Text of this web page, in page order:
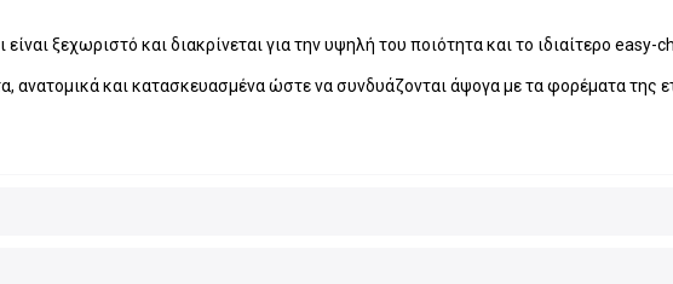
ξεχωριστό και διακρίνεται για την υψηλή του ποιότητα και το ιδιαίτερο easy-
ανατομικά και κατασκευασμένα ώστε να συνδυάζονται άψογα με τα φορέματα της